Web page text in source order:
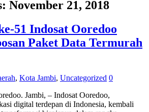
November 21, 2018
51 Indosat Ooredoo
Paket Data Termurah
, Kota Jambi, Uncategorized 0
Jambi, – Indosat Ooredoo,
digital terdepan di Indonesia, kembali